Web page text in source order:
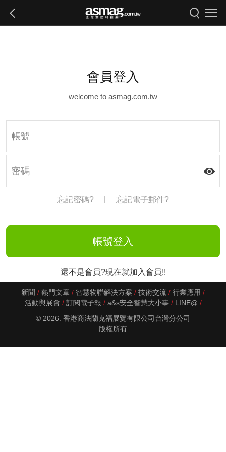
會員登入
welcome to asmag.com.tw
忘記密碼? 忘記電子郵件?
還不是會員?現在就加入會員!!
新聞 熱門文章 智慧物聯解決方案 技術交流
行業應用
活動與展會
訂閱電子報 a&s安全智慧大小事
LINE@
© 2026. 香港商法蘭克福展覽有限公司台灣分公司
版權所有